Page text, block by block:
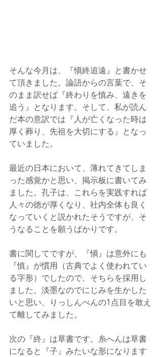
そんな今月は、『愼終追遠』と書かせ
て頂きました。論語からの言葉で、そ
のまま訳せば『終わりを慎み、遠きを
追う』となります。そして、私が読ん
だ本の意訳では『人が亡くなった時は
厚く葬り、先祖を大切にする』となっ
ていました。
最近の日本において、薄れてきてしま
った感覚かと思い、掲示板に書いてみ
ました。孔子は、これらを実践すれば
人々の徳が厚くなり、社内全体も良く
なっていくと説かれたそうですが、そ
うなることを願うばかりです。
書に関してですが、『愼』は意外にも
『慎』が慣用（古典でよく使われてい
る字形）でしたので、そちらを採用し
ました。淡墨なのでにじみを生かした
いと思い、りっしんべんの1点目を敢え
て離してみました。
次の『終』は草書です。糸へんは草書
になると『子』みたいな形になります